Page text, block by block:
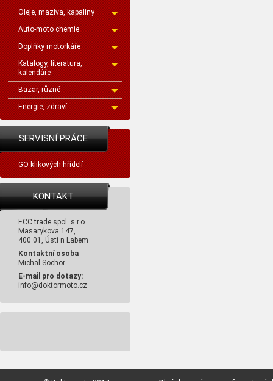
Oleje, maziva, kapaliny
Auto-moto chemie
Doplňky motorkáře
Katalogy, literatura,
kalendáře
Bazar, různé
Energie, zdraví
SERVISNÍ PRÁCE
GO klikových hřídelí
KONTAKT
ECC trade spol. s r.o.
Masarykova 147,
400 01, Ústí n Labem
Kontaktní osoba
Michal Sochor
E-mail pro dotazy:
info@doktormoto.cz